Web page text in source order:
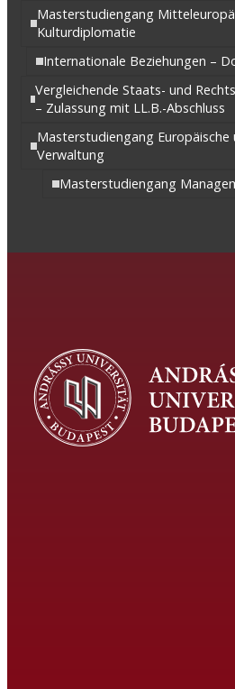
Masterstudiengang
Kulturdiplomatie
Internationale Beziehungen –
Vergleichende Staats- und
– Zulassung mit LL.B.-Abschluss
Masterstudiengang
Verwaltung
Masterstudiengang